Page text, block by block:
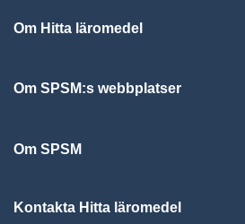
Om Hitta läromedel
Om SPSM:s webbplatser
Om SPSM
Kontakta Hitta läromedel